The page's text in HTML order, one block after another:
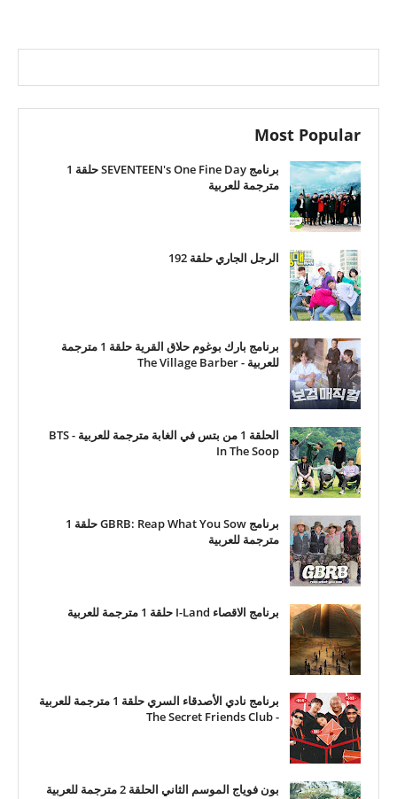
Most Popular
برنامج SEVENTEEN's One Fine Day حلقة 1
مترجمة للعربية
الرجل الجاري حلقة 192
برنامج بارك بوغوم حلاق القرية حلقة 1 مترجمة
للعربية - The Village Barber
الحلقة 1 من بتس في الغابة مترجمة للعربية - BTS
In The Soop
برنامج GBRB: Reap What You Sow حلقة 1
مترجمة للعربية
برنامج الاقصاء I-Land حلقة 1 مترجمة للعربية
برنامج نادي الأصدقاء السري حلقة 1 مترجمة للعربية
- The Secret Friends Club
بون فوياج الموسم الثاني الحلقة 2 مترجمة للعربية